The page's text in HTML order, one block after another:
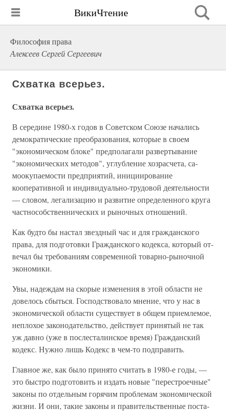
ВикиЧтение
Философия права
Алексеев Сергей Сергеевич
Схватка всерьез.
Схватка всерьез.
В середине 1980-х годов в Советском Союзе начались
демократические преобразования, которые в своем
"экономическом блоке" предполагали развертыва­ние
"экономических методов", углубление хозрасчета, са­
моокупаемости предприятий, инициирование
кооперативной и индивидуально-трудовой деятельности
— словом, лега­лизацию и развитие определенного круга
частнособствен­нических и рыночных отношений.
Как будто бы настал звездный час и для гражданского
права, для подготовки Гражданского кодекса, который от­
вечал бы требованиям современной товарно-рыночной
эко­номики.
Увы, надеждам на скорые изменения в этой области не
довелось сбыться. Господствовало мнение, что у нас в
эко­номической области существует в общем приемлемое,
неплохое законодательство, действует принятый не так
уж давно (уже в послесталинское время) Гражданский
кодекс. Нужно лишь Кодекс в чем-то подправить.
Главное же, как было принято считать в 1980-е годы, —
это быстро подготовить и издать новые "перестроечные"
законы по отдельным горячим проблемам экономической
жизни. И они, такие законы и правительственные поста­